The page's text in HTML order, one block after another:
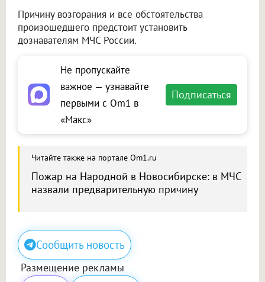
Причину возгорания и все обстоятельства
произошедшего предстоит установить
дознавателям МЧС России.
Не пропускайте
важное — узнавайте
первыми с Om1 в
«Макс»
Подписаться
Читайте также на портале Om1.ru
Пожар на Народной в Новосибирске: в МЧС
назвали предварительную причину
Сообщить новость
Размещение рекламы